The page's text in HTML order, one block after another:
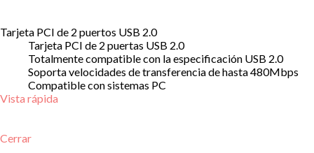
Tarjeta PCI de 2 puertos USB 2.0
Tarjeta PCI de 2 puertas USB 2.0
Totalmente compatible con la especificación USB 2.0
Soporta velocidades de transferencia de hasta 480Mbps
Compatible con sistemas PC
Vista rápida
Cerrar